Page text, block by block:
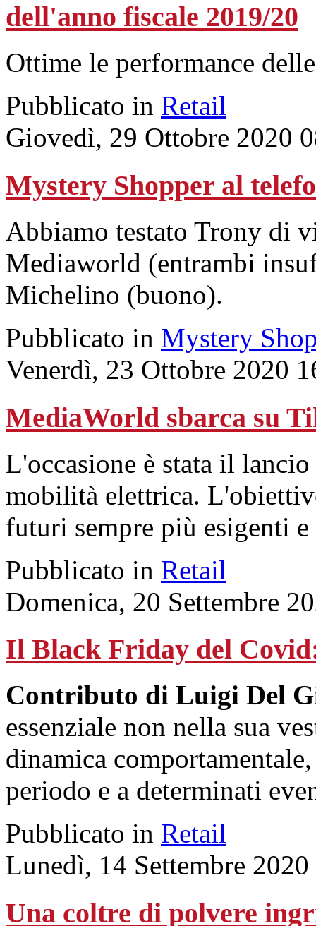
dell'anno fiscale 2019/20
Ottime le performance
Pubblicato in Retail
Giovedì, 29 Ottobre 2020
Mystery Shopper al
Abbiamo testato Trony di
Mediaworld (entrambi
Michelino (buono).
Pubblicato in Mystery
Venerdì, 23 Ottobre 2020
MediaWorld sbarca su
L'occasione è stata il
mobilità elettrica.
futuri sempre più esigenti
Pubblicato in Retail
Domenica, 20 Settembre
Il Black Friday del
Contributo di Luigi Del
essenziale non nella sua
dinamica
periodo e a determinati
Pubblicato in Retail
Lunedì, 14 Settembre
Una coltre di polvere